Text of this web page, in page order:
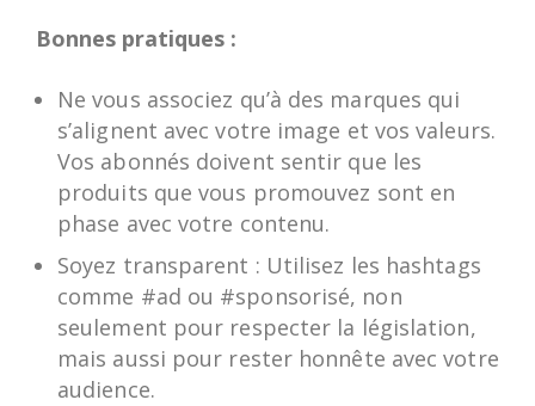
Bonnes pratiques :
Ne vous associez qu’à des marques qui
s’alignent avec votre image et vos valeurs.
Vos abonnés doivent sentir que les
produits que vous promouvez sont en
phase avec votre contenu.
Soyez transparent : Utilisez les hashtags
comme #ad ou #sponsorisé, non
seulement pour respecter la législation,
mais aussi pour rester honnête avec votre
audience.